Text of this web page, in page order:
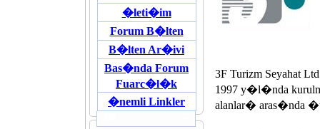
�leti�im
Forum B�lten
B�lten Ar�ivi
Bas�nda Forum
Fuarc�l�k
�nemli Linkler
3F Turizm Seyahat
1997 y�l�nda
alanlar� aras�nda